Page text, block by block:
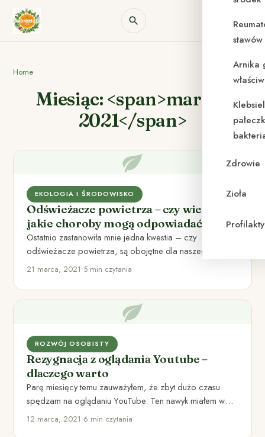
Arnika
Zdrowie
Zioła
Home
Miesiąc: <span>marzec
2021</span>
EKOLOGIA I ŚRODOWISKO
Odświeżacze powietrza – czy wiesz za
jakie choroby mogą odpowiadać?
Ostatnio zastanowiła mnie jedna kwestia – czy
odświeżacze powietrza, są obojętne dla naszego
organizmu i dla środowiska. Na…
21 marca, 2021•5 min czytania
ROZWÓJ OSOBISTY
Rezygnacja z oglądania Youtube –
dlaczego warto
Parę miesięcy temu zauważyłem, że zbyt dużo czasu
spędzam na oglądaniu YouTube. Ten nawyk miałem w
sobie od…
12 marca, 2021•6 min czytania